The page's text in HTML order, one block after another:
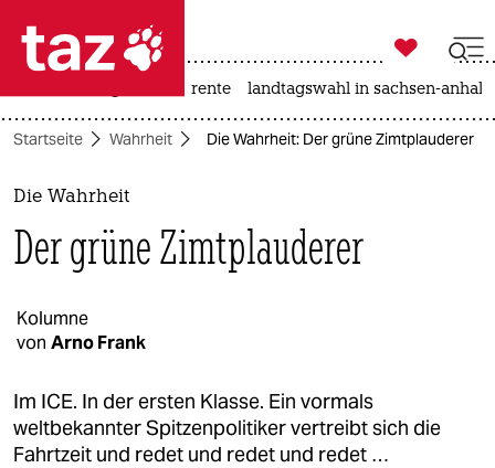
 taz zahl ich
taz zahl ich
themen
politik
gesellschaft
kultur
sport

taz zahl ich
rente landtagswahl in sachsen-anhalt
Startseite Wahrheit Die Wahrheit: Der grüne Zimtplauderer
Die Wahrheit
Der grüne Zimtplauderer
Kolumne
von Arno Frank
Im ICE. In der ersten Klasse. Ein vormals
weltbekannter Spitzenpolitiker vertreibt sich die
Fahrtzeit und redet und redet und redet …